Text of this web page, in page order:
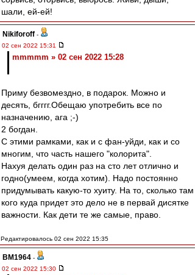
шали, ей-ей!
Nikiforoff -
02 сен 2022 15:31
mmmmm » 02 сен 2022 15:28
Приму безвомездно, в подарок. Можно и
десять, бгггг.Обещаю употребить все по
назначению, ага ;-)
2 богдан.
С этими рамками, как и с фан-уйди, как и со
многим, что часть нашего "колорита".
Нахуя делать один раз на сто лет отлично и
годно(умеем, когда хотим). Надо постоянно
придумывать какую-то хуиту. На то, сколько там
кого куда придет это дело не в первай дисятке
важности. Как дети те же самые, право.
Редактировалось 02 сен 2022 15:35
BM1964 -
02 сен 2022 15:30